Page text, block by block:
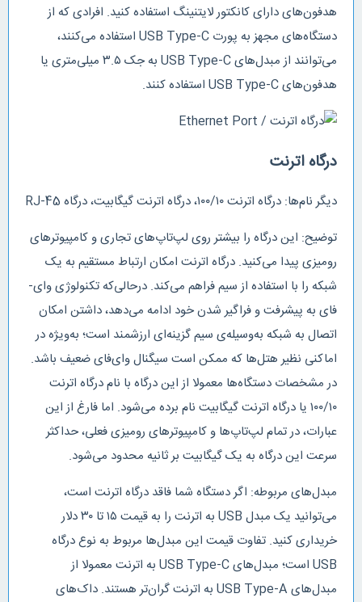
هدفون‌های دارای کانکتور لایتنینگ استفاده کنید. افرادی که از
دستگاه‌های مجهز به پورت USB Type-C استفاده می‌کنند،
می‌توانند از مبدل‌های USB Type-C به جک ۳.۵ میلی‌متری یا
هدفون‌های USB Type-C استفاده کنند.
درگاه اترنت
دیگر نام‌ها: درگاه اترنت ۱۰۰/۱۰، درگاه اترنت گیگابیت، درگاه RJ-45
توضیح: این درگاه را بیشتر روی لپ‌تاپ‌های تجاری و کامپیوترهای
رومیزی پیدا می‌کنید. درگاه اترنت امکان ارتباط مستقیم به یک
شبکه را با استفاده از سیم فراهم می‌کند. درحالی‌که تکنولوژی وای-
فای به پیشرفت و فراگیر شدن خود ادامه می‌دهد، داشتن امکان
اتصال به شبکه به‌وسیله‌ی سیم گزینه‌ای ارزشمند است؛ به‌ویژه در
اماکنی نظیر هتل‌ها که ممکن است سیگنال وای‌فای ضعیف باشد.
در مشخصات دستگاه‌ها معمولا از این درگاه با نام درگاه اترنت
۱۰۰/۱۰ یا درگاه اترنت گیگابیت نام برده می‌شود. اما فارغ از این
عبارات، در تمام لپ‌تاپ‌ها و کامپیوترهای رومیزی فعلی، حداکثر
سرعت این درگاه به یک گیگابیت بر ثانیه محدود می‌شود.
مبدل‌های مربوطه:‌ اگر دستگاه شما فاقد درگاه اترنت است،
می‌توانید یک مبدل USB به اترنت را به قیمت ۱۵ تا ۳۰ دلار
خریداری کنید. تفاوت قیمت این مبدل‌ها مربوط به نوع درگاه
USB است؛ مبدل‌های USB Type-C به اترنت معمولا از
مبدل‌های USB Type-A به اترنت گران‌تر هستند. داک‌های